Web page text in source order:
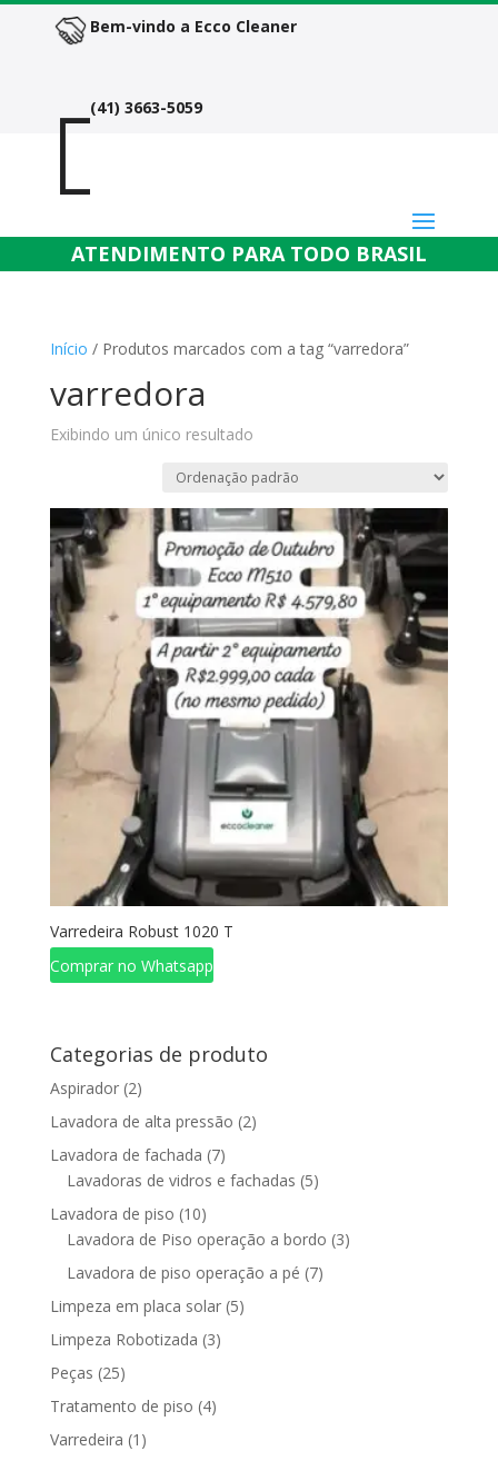
Bem-vindo a Ecco Cleaner
(41) 3663-5059
ATENDIMENTO PARA TODO BRASIL
Início / Produtos marcados com a tag “varredora”
varredora
Exibindo um único resultado
Varredeira Robust 1020 T
Comprar no Whatsapp
Categorias de produto
Aspirador (2)
Lavadora de alta pressão (2)
Lavadora de fachada (7)
Lavadoras de vidros e fachadas (5)
Lavadora de piso (10)
Lavadora de Piso operação a bordo (3)
Lavadora de piso operação a pé (7)
Limpeza em placa solar (5)
Limpeza Robotizada (3)
Peças (25)
Tratamento de piso (4)
Varredeira (1)